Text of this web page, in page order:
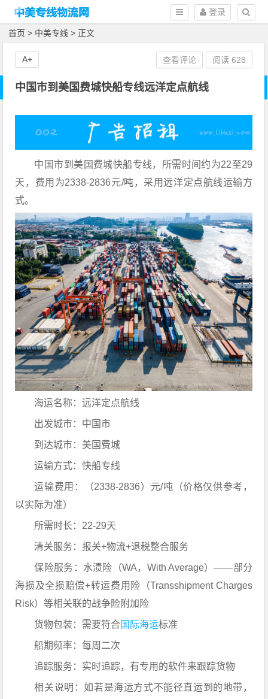
登录
首页 > 中美专线 > 正文
中国市到美国费城快船专线远洋定点航线
中国市到美国费城快船专线，所需时间约为22至29
天，费用为2338-2836元/吨，采用远洋定点航线运输方
式。
海运名称：远洋定点航线
出发城市：中国市
到达城市：美国费城
运输方式：快船专线
运输费用：（2338-2836）元/吨（价格仅供参考，
以实际为准）
所需时长：22-29天
清关服务：报关+物流+退税整合服务
保险服务：水渍险（WA，With Average）——部分
海损及全损赔偿+转运费用险（Transshipment Charges
Risk）等相关联的战争险附加险
货物包装：需要符合国际海运标准
船期频率：每周二次
追踪服务：实时追踪，有专用的软件来跟踪货物
相关说明：如若是海运方式不能径直运到的地带，
查看评论 阅读628
A+